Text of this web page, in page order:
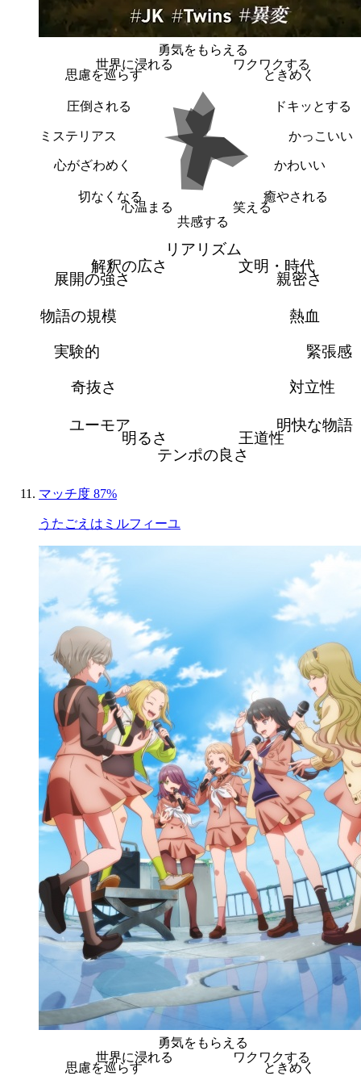
勇気をもらえる
ワクワクする
ときめく
ドキッとする
かっこいい
かわいい
癒やされる
笑える
共感する
心温まる
切なくなる
心がざわめく
ミステリアス
圧倒される
思慮を巡らす
世界に浸れる
リアリズム
文明・時代
親密さ
熱血
緊張感
対立性
明快な物語
王道性
テンポの良さ
明るさ
ユーモア
奇抜さ
実験的
物語の規模
展開の強さ
解釈の広さ
マッチ度 87%
うたごえはミルフィーユ
勇気をもらえる
ワクワクする
ときめく
思慮を巡らす
世界に浸れる